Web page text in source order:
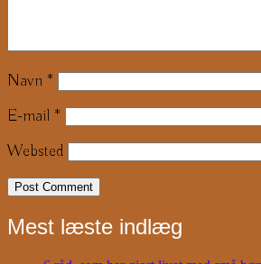
Navn *
E-mail *
Websted
Mest læste indlæg